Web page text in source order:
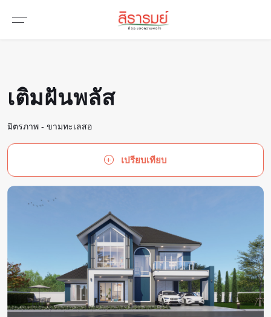
เติมฝันพลัส
มิตรภาพ - ขามทะเลสอ
เปรียบเทียบ